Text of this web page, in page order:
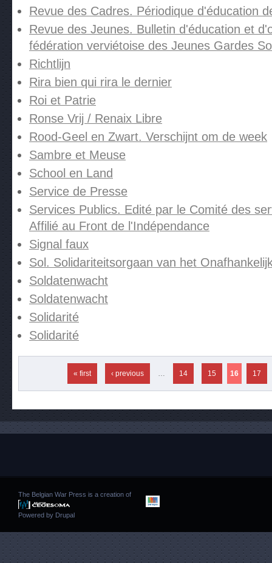
Revue des Cadres. Périodique d'éducation
Revue des Jeunes. Bulletin d'éducation et
fédération verviétoise des Jeunes Gardes
Richtlijn
Rira bien qui rira le dernier
Roi et Patrie
Ronse Vrij / Renaix Libre
Rood-Geel en Zwart. Verschijnt om de week
Sambre et Meuse
School en Land
Service de Presse
Services Publics. Edité par le Comité des
Affilié au Front de l'Indépendance
Signal faux
Sol. Solidariteitsorgaan van het
Soldatenwacht
Soldatenwacht
Solidarité
Solidarité
« first ‹ previous … 14 15 16 17
The Belgian War Press is a creation of
Powered by Drupal